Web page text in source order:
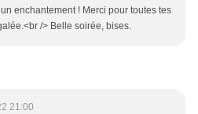
enchantement ! Merci pour toutes tes
/> Belle soirée, bises.
21:00